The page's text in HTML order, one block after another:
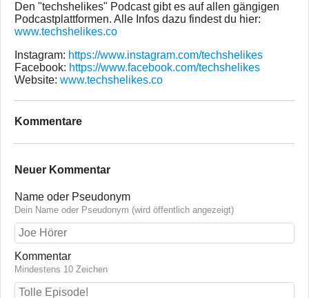
Den "techshelikes" Podcast gibt es auf allen gängigen
Podcastplattformen. Alle Infos dazu findest du hier:
www.techshelikes.co
Instagram: https://www.instagram.com/techshelikes
Facebook: https://www.facebook.com/techshelikes
Website: www.techshelikes.co
Kommentare
Neuer Kommentar
Name oder Pseudonym
Dein Name oder Pseudonym (wird öffentlich angezeigt)
Kommentar
Mindestens 10 Zeichen